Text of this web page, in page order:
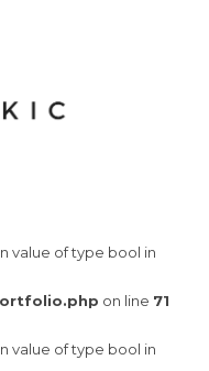
value of type bool in
on line 71
value of type bool in